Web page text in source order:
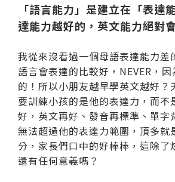
「語言能力」是建立在「表達
達能力越好的，英文能力絕對
我從來沒看過一個母語表達能力差
語言會表達的比較好，NEVER，
的！所以小朋友越早學英文越好？
要訓練小孩的是他的表達力，而不
好，英文再好、發音再標準、單字
無法超過他的表達力範圍，頂多就
分，家長們口中的好棒棒，這除了
還有任何意義嗎？